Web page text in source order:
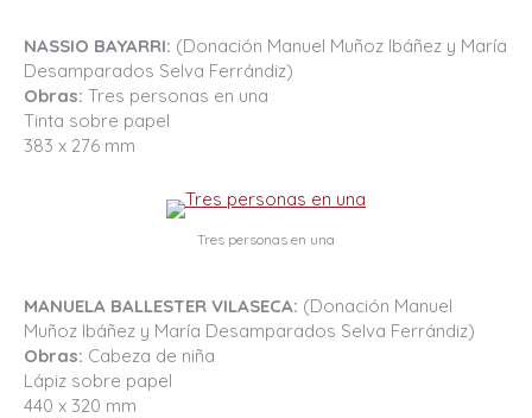
NASSIO BAYARRI: (Donación Manuel Muñoz Ibáñez y María
Desamparados Selva Ferrándiz)
Obras: Tres personas en una
Tinta sobre papel
383 x 276 mm
Tres personas en una
MANUELA BALLESTER VILASECA: (Donación Manuel
Muñoz Ibáñez y María Desamparados Selva Ferrándiz)
Obras: Cabeza de niña
Lápiz sobre papel
440 x 320 mm